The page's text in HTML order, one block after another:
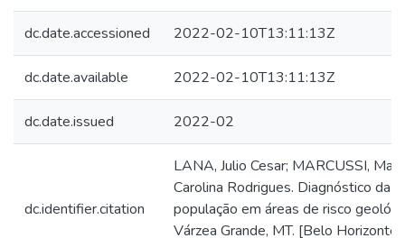
dc.date.accessioned 2022-02-10T13:11:13Z
dc.date.available 2022-02-10T13:11:13Z
dc.date.issued 2022-02
dc.identifier.citation
LANA, Julio Cesar; MARCUSSI,
Carolina Rodrigues. Diagnóstico da
população em áreas de risco
Várzea Grande, MT. [Belo Horizonte]: